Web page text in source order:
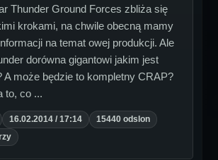
Thunder Ground Forces zbliża się
krokami, na chwile obecną mamy
na temat owej produkcji. Ale
dorówna gigantowi jakim jest
A może będzie to kompletny CRAP?
to, co ...
16.02.2014 / 17:14
15440 odslon